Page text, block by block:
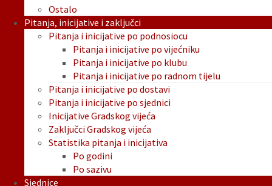
Ostalo
Pitanja, inicijative i zaključci
Pitanja i inicijative po podnosiocu
Pitanja i inicijative po vijećniku
Pitanja i inicijative po klubu
Pitanja i inicijative po radnom tijelu
Pitanja i inicijative po dostavi
Pitanja i inicijative po sjednici
Inicijative Gradskog vijeća
Zaključci Gradskog vijeća
Statistika pitanja i inicijativa
Po godini
Po sazivu
Sjednice